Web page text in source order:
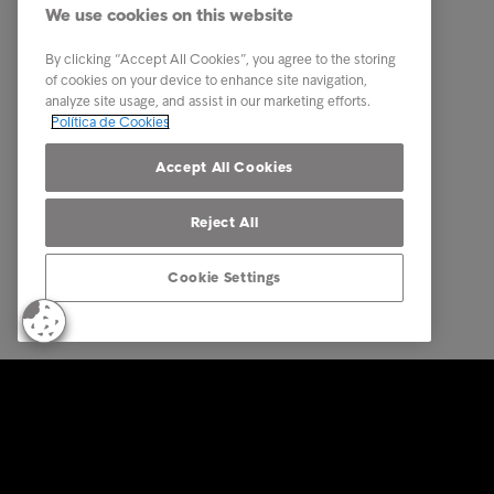
Sobre a Intrum
Contacto
Our locations
We use cookies on this website
By clicking “Accept All Cookies”, you agree to the storing
of cookies on your device to enhance site navigation,
analyze site usage, and assist in our marketing efforts.
Política de Cookies
Accept All Cookies
Reject All
Cookie Settings